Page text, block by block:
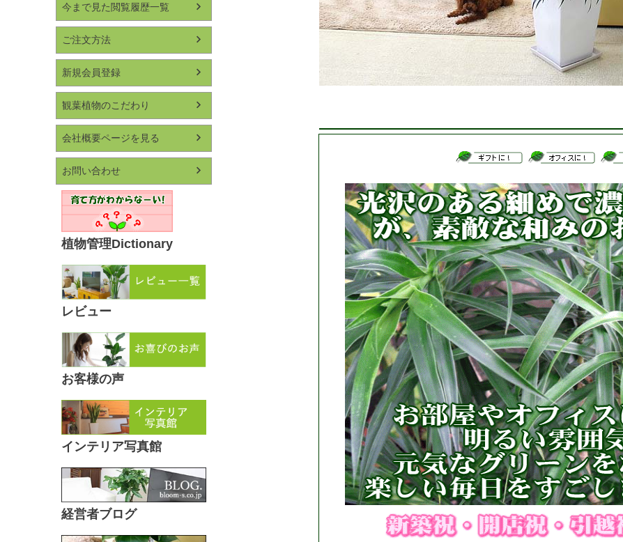
今まで見た閲覧履歴一覧
ご注文方法
新規会員登録
観葉植物のこだわり
会社概要ページを見る
お問い合わせ
植物管理Dictionary
レビュー
お客様の声
インテリア写真館
経営者ブログ